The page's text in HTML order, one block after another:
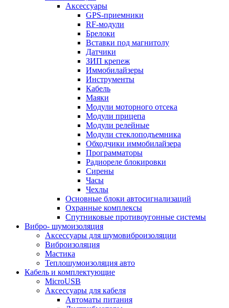
Аксессуары
GPS-приемники
RF-модули
Брелоки
Вставки под магнитолу
Датчики
ЗИП крепеж
Иммобилайзеры
Инструменты
Кабель
Маяки
Модули моторного отсека
Модули прицепа
Модули релейные
Модули стеклоподъемника
Обходчики иммобилайзера
Программаторы
Радиореле блокировки
Сирены
Часы
Чехлы
Основные блоки автосигнализаций
Охранные комплексы
Спутниковые противоугонные системы
Вибро- шумоизоляция
Аксессуары для шумовиброизоляции
Виброизоляция
Мастика
Теплошумоизоляция авто
Кабель и комплектующие
MicroUSB
Аксессуары для кабеля
Автоматы питания